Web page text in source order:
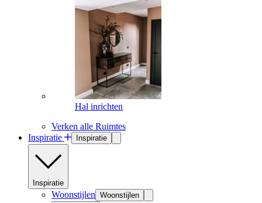
Hal inrichten
Verken alle Ruimtes
Inspiratie
Inspiratie
Inspiratie
Woonstijlen Woonstijlen